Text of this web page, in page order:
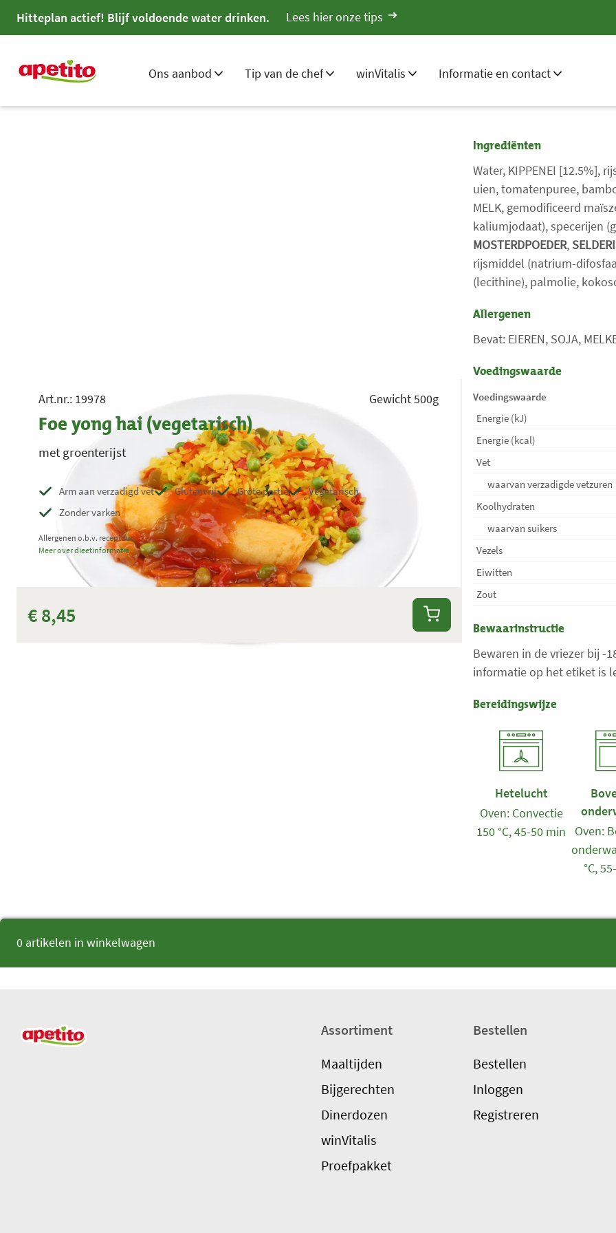
Hitteplan actief! Blijf voldoende water drinken. Lees hier onze tips
Ons aanbod Tip van de chef winVitalis Informatie en contact
Art.nr.: 19978 Gewicht 500g
Foe yong hai (vegetarisch)
met groenterijst
Arm aan verzadigd vet Glutenvrij Grote portie
Vegetarisch
Zonder varken
Allergenen o.b.v. receptuur.
Meer over dieetinformatie.
€ 8,45
Ingrediënten
Water, KIPPENEI [12.5%],
uien, tomatenpuree,
MELK, gemodificeerd
kaliumjodaat), specerijen
MOSTERDPOEDER,
rijsmiddel (natrium-
(lecithine), palmolie,
Allergenen
Bevat: EIEREN, SOJA,
Voedingswaarde
Voedingswaarde
Energie (kJ)
Energie (kcal)
Vet
waarvan verzadigde vetzuren
Koolhydraten
waarvan suikers
Vezels
Eiwitten
Zout
Bewaarinstructie
Bewaren in de vriezer bij -
informatie op het etiket is
Bereidingswijze
Hetelucht
Oven: Convectie
150 °C, 45-50 min
Oven:
°C,
0 artikelen in winkelwagen
Assortiment
Maaltijden
Bijgerechten
Dinerdozen
winVitalis
Proefpakket
Bestellen
Bestellen
Inloggen
Registreren